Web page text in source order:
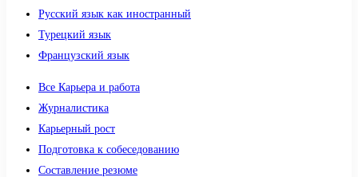
Русский язык как иностранный
Турецкий язык
Французский язык
Все Карьера и работа
Журналистика
Карьерный рост
Подготовка к собеседованию
Составление резюме